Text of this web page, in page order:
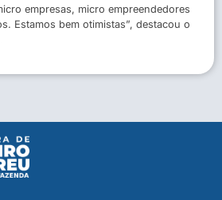
empresas, micro empreendedores
Estamos bem otimistas”, destacou o